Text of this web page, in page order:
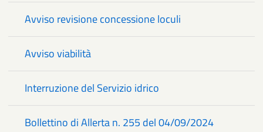
Avviso revisione concessione loculi
Avviso viabilità
Interruzione del Servizio idrico
Bollettino di Allerta n. 255 del 04/09/2024